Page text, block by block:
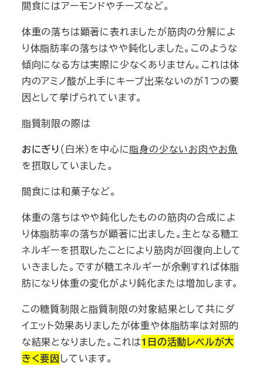
間食にはアーモンドやチーズなど。
体重の落ちは顕著に表れましたが筋肉の分解によ
り体脂肪率の落ちはやや鈍化しました。このような
傾向になる方は実際に少なくありません。これは体
内のアミノ酸が上手にキープ出来ないのが１つの要
因として挙げられています。
脂質制限の際は
おにぎり（白米）を中心に脂身の少ないお肉やお魚
を摂取していました。
間食には和菓子など。
体重の落ちはやや鈍化したものの筋肉の合成によ
り体脂肪率の落ちが顕著に出ました。主となる糖エ
ネルギーを摂取したことにより筋肉が回復向上して
いきました。ですが糖エネルギーが余剰すれば体脂
肪になり体重の変化がより鈍化または増加します。
この糖質制限と脂質制限の対象結果として共にダ
イエット効果ありましたが体重や体脂肪率は対照的
な結果となりました。これは1日の活動レベルが大
きく要因しています。